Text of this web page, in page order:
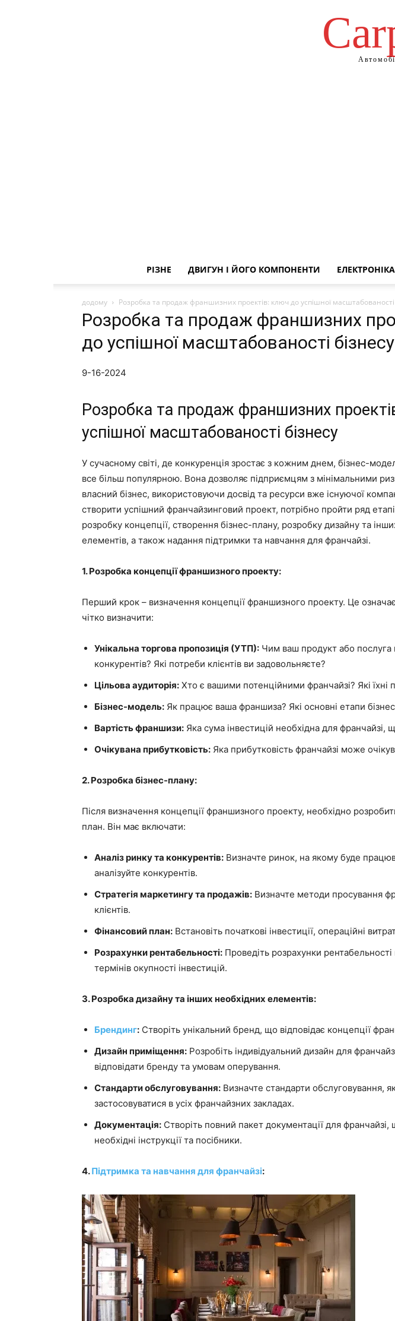
РІЗНЕ ДВИГУН І ЙОГО КОМПОНЕНТИ
додому Розробка та продаж франшизних проектів: ключ до успішної масштабованості
Розробка та продаж франшизних
до успішної масштабованості бізнесу
9-16-2024
Розробка та продаж франшизних
успішної масштабованості бізнесу
У сучасному світі, де конкуренція зростає з кожним днем, бізнес-
все більш популярною. Вона дозволяє підприємцям з мінімальними
власний бізнес, використовуючи досвід та ресурси вже існуючої
створити успішний франчайзинговий проект, потрібно пройти ряд
розробку концепції, створення бізнес-плану, розробку дизайну та
елементів, а також надання підтримки та навчання для франчайзі.
1. Розробка концепції франшизного проекту:
Перший крок – визначення концепції франшизного проекту. Це
чітко визначити:
Унікальна торгова пропозиція (УТП): Чим ваш продукт або послуга
конкурентів? Які потреби клієнтів ви задовольняєте?
Цільова аудиторія: Хто є вашими потенційними франчайзі? Які їхні
Бізнес-модель: Як працює ваша франшиза? Які основні етапи
Вартість франшизи: Яка сума інвестицій необхідна для франчайзі,
Очікувана прибутковість: Яка прибутковість франчайзі може
2. Розробка бізнес-плану:
Після визначення концепції франшизного проекту, необхідно
план. Він має включати:
Аналіз ринку та конкурентів: Визначте ринок, на якому буде
аналізуйте конкурентів.
Стратегія маркетингу та продажів: Визначте методи просування
клієнтів.
Фінансовий план: Встановіть початкові інвестиції, операційні
Розрахунки рентабельності: Проведіть розрахунки рентабельності
термінів окупності інвестицій.
3. Розробка дизайну та інших необхідних елементів:
Брендинг: Створіть унікальний бренд, що відповідає концепції
Дизайн приміщення: Розробіть індивідуальний дизайн для
відповідати бренду та умовам оперування.
Стандарти обслуговування: Визначте стандарти обслуговування,
застосовуватися в усіх франчайзних закладах.
Документація: Створіть повний пакет документації для франчайзі,
необхідні інструкції та посібники.
4.Підтримка та навчання для франчайзі: